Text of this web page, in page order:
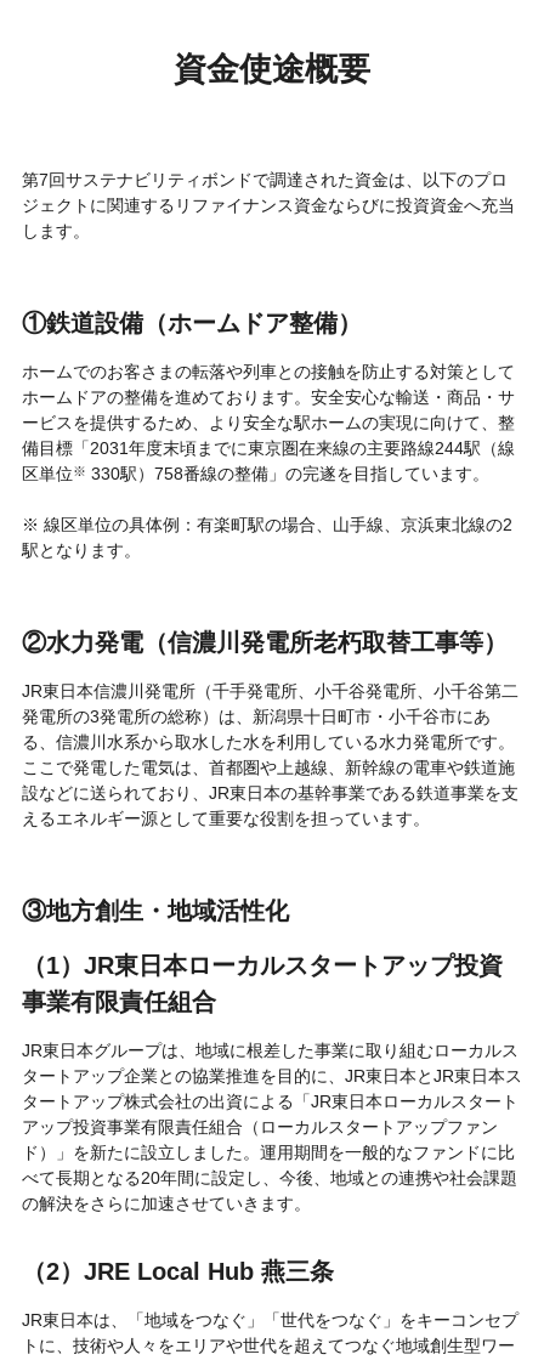
資金使途概要
第7回サステナビリティボンドで調達された資金は、以下のプロ
ジェクトに関連するリファイナンス資金ならびに投資資金へ充当
します。
①鉄道設備（ホームドア整備）
ホームでのお客さまの転落や列車との接触を防止する対策として
ホームドアの整備を進めております。安全安心な輸送・商品・サ
ービスを提供するため、より安全な駅ホームの実現に向けて、整
備目標「2031年度末頃までに東京圏在来線の主要路線244駅（線
区単位※ 330駅）758番線の整備」の完遂を目指しています。
※ 線区単位の具体例：有楽町駅の場合、山手線、京浜東北線の2
駅となります。
②水力発電（信濃川発電所老朽取替工事等）
JR東日本信濃川発電所（千手発電所、小千谷発電所、小千谷第二
発電所の3発電所の総称）は、新潟県十日町市・小千谷市にあ
る、信濃川水系から取水した水を利用している水力発電所です。
ここで発電した電気は、首都圏や上越線、新幹線の電車や鉄道施
設などに送られており、JR東日本の基幹事業である鉄道事業を支
えるエネルギー源として重要な役割を担っています。
③地方創生・地域活性化
（1）JR東日本ローカルスタートアップ投資
事業有限責任組合
JR東日本グループは、地域に根差した事業に取り組むローカルス
タートアップ企業との協業推進を目的に、JR東日本とJR東日本ス
タートアップ株式会社の出資による「JR東日本ローカルスタート
アップ投資事業有限責任組合（ローカルスタートアップファン
ド）」を新たに設立しました。運用期間を一般的なファンドに比
べて長期となる20年間に設定し、今後、地域との連携や社会課題
の解決をさらに加速させていきます。
（2）JRE Local Hub 燕三条
JR東日本は、「地域をつなぐ」「世代をつなぐ」をキーコンセプ
トに、技術や人々をエリアや世代を超えてつなぐ地域創生型ワー